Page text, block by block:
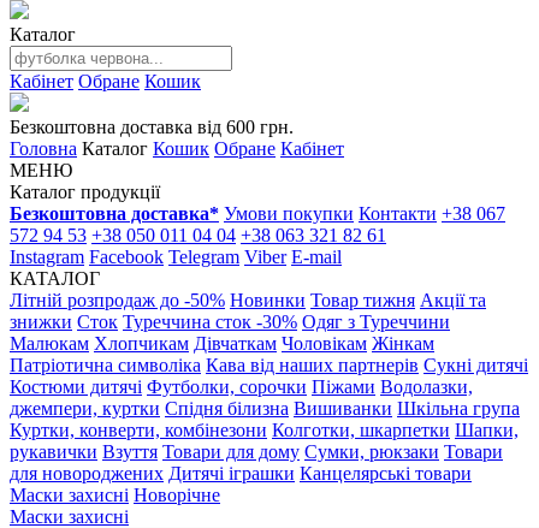
Каталог
Кабінет Обране Кошик
Безкоштовна доставка від 600 грн.
Головна Каталог Кошик Обране Кабінет
МЕНЮ
Каталог продукції
Безкоштовна доставка* Умови покупки Контакти +38 067
572 94 53 +38 050 011 04 04 +38 063 321 82 61
Instagram Facebook Telegram Viber E-mail
КАТАЛОГ
Літній розпродаж до -50% Новинки Товар тижня Акції та
знижки Сток Туреччина сток -30% Одяг з Туреччини
Малюкам Хлопчикам Дівчаткам Чоловікам Жінкам
Патріотична символіка Кава від наших партнерів Сукні дитячі
Костюми дитячі Футболки, сорочки Піжами Водолазки,
джемпери, куртки Спідня білизна Вишиванки Шкільна група
Куртки, конверти, комбінезони Колготки, шкарпетки Шапки,
рукавички Взуття Товари для дому Сумки, рюкзаки Товари
для новороджених Дитячі іграшки Канцелярські товари
Маски захисні Новорічне
Маски захисні